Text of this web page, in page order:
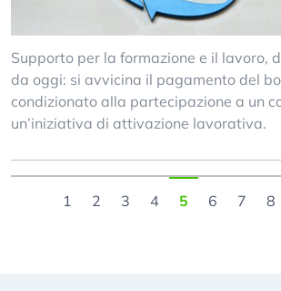
Supporto per la formazione e il lavoro,
da oggi: si avvicina il pagamento del
condizionato alla partecipazione a un
un’iniziativa di attivazione lavorativa.
1 2 3 4 5 6 7 8